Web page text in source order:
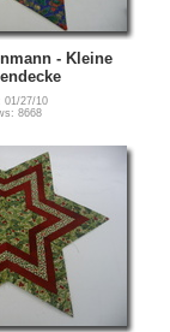
- Kleine
01/27/10
8668